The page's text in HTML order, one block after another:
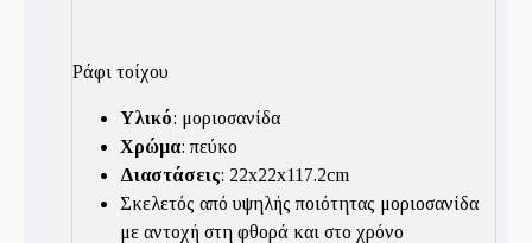
Ράφι τοίχου
Υλικό: μοριοσανίδα
Χρώμα: πεύκο
Διαστάσεις: 22x22x117.2cm
Σκελετός από υψηλής ποιότητας μοριοσανίδα
με αντοχή στη φθορά και στο χρόνο